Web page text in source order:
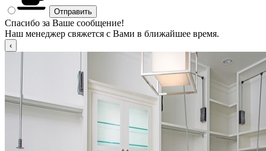
Спасибо за Ваше сообщение!
Наш менеджер свяжется с Вами в ближайшее время.